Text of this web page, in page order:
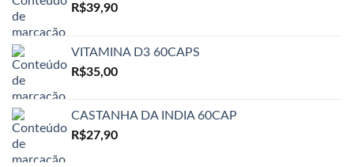
R$39,90
VITAMINA D3 60CAPS
R$35,00
CASTANHA DA INDIA 60CAP
R$27,90